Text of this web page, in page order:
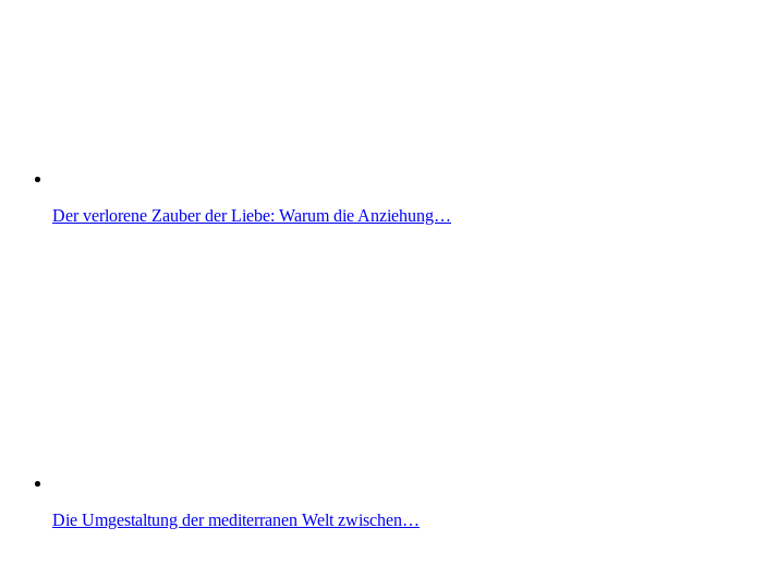
Der verlorene Zauber der Liebe: Warum die Anziehung…
Die Umgestaltung der mediterranen Welt zwischen…